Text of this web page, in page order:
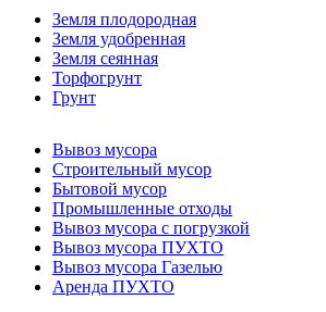
Земля плодородная
Земля удобренная
Земля сеянная
Торфогрунт
Грунт
Вывоз мусора
Строительный мусор
Бытовой мусор
Промышленные отходы
Вывоз мусора с погрузкой
Вывоз мусора ПУХТО
Вывоз мусора Газелью
Аренда ПУХТО